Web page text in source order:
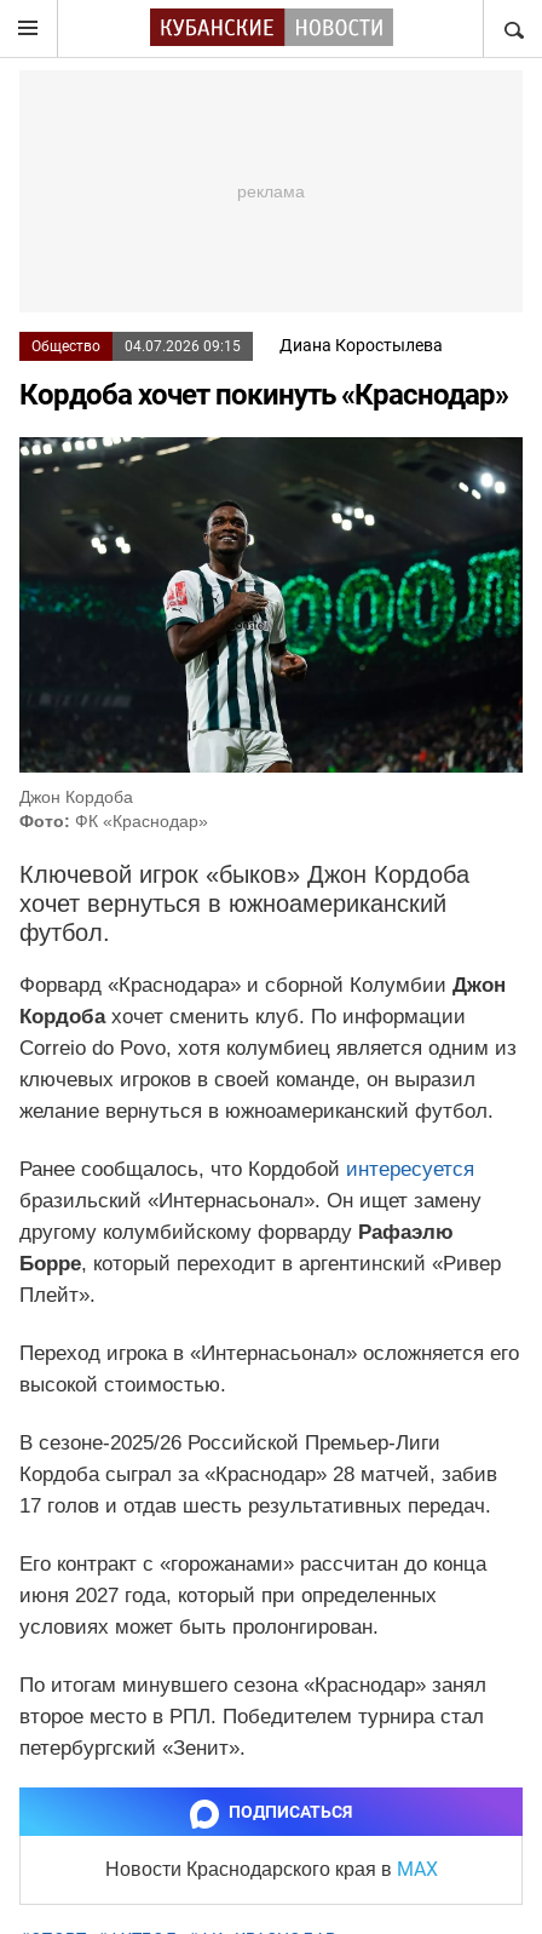
Общество 04.07.2026 09:15 Диана Коростылева
Кордоба хочет покинуть «Краснодар»
Джон Кордоба
Фото: ФК «Краснодар»
Ключевой игрок «быков» Джон Кордоба
хочет вернуться в южноамериканский
футбол.
Форвард «Краснодара» и сборной Колумбии Джон
Кордоба хочет сменить клуб. По информации
Correio do Povo, хотя колумбиец является одним из
ключевых игроков в своей команде, он выразил
желание вернуться в южноамериканский футбол.
Ранее сообщалось, что Кордобой интересуется
бразильский «Интернасьонал». Он ищет замену
другому колумбийскому форварду Рафаэлю
Борре, который переходит в аргентинский «Ривер
Плейт».
Переход игрока в «Интернасьонал» осложняется его
высокой стоимостью.
В сезоне-2025/26 Российской Премьер-Лиги
Кордоба сыграл за «Краснодар» 28 матчей, забив
17 голов и отдав шесть результативных передач.
Его контракт с «горожанами» рассчитан до конца
июня 2027 года, который при определенных
условиях может быть пролонгирован.
По итогам минувшего сезона «Краснодар» занял
второе место в РПЛ. Победителем турнира стал
петербургский «Зенит».
ПОДПИСАТЬСЯ
Новости Краснодарского края в MAX